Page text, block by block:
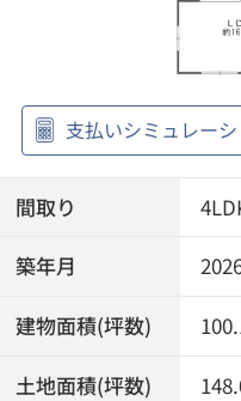
支払いシミュレー
間取り
築年月
建物面積(坪数)
土地面積(坪数)